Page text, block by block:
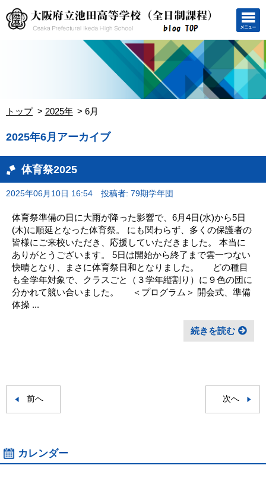
トップ 2025年 6月
2025年6月アーカイブ
体育祭2025
2025年06月10日 16:54 投稿者: 79期学年団
体育祭準備の日に大雨が降った影響で、6月4日(水)から5日
(木)に順延となった体育祭。 にも関わらず、多くの保護者の
皆様にご来校いただき、応援していただきました。 本当に
ありがとうございます。 5日は開始から終了まで雲一つない
快晴となり、まさに体育祭日和となりました。 どの種目
も全学年対象で、クラスごと（３学年縦割り）に９色の団に
分かれて競い合いました。 ＜プログラム＞ 開会式、準備
体操 ...
続きを読む
前へ 次へ
カレンダー